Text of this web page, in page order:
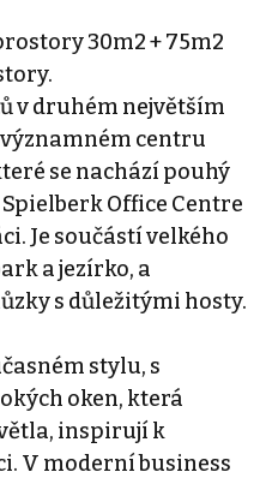
30m2 + 75m2
v druhém největším
centru
se nachází pouhý
Office Centre
Je součástí velkého
a jezírko, a
s důležitými hosty.
stylu, s
oken, která
inspirují k
V moderní business